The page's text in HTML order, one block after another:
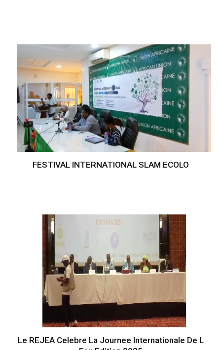
FESTIVAL INTERNATIONAL SLAM ECOLO
Le REJEA Celebre La Journee Internationale De L